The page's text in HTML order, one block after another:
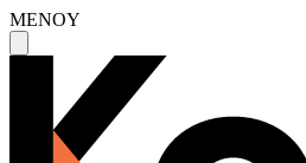
MENOY